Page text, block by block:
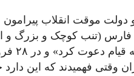
موقت انقلاب پیرامون
فارس (تنب کوچک و بزرگ و
و در ۲۸ فروردین ۱۳۵۹
وقتی فهمیدند که این دارد